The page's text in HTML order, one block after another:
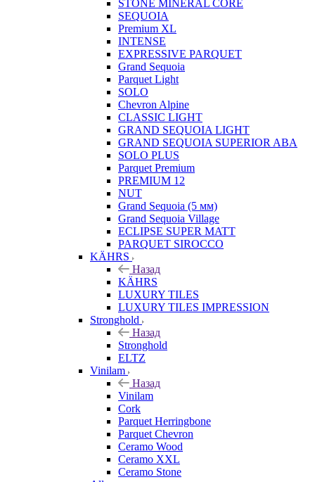
STONE MINERAL CORE
SEQUOIA
Premium XL
INTENSE
EXPRESSIVE PARQUET
Grand Sequoia
Parquet Light
SOLO
Chevron Alpine
CLASSIC LIGHT
GRAND SEQUOIA LIGHT
GRAND SEQUOIA SUPERIOR ABA
SOLO PLUS
Parquet Premium
PREMIUM 12
NUT
Grand Sequoia (5 мм)
Grand Sequoia Village
ECLIPSE SUPER MATT
PARQUET SIROCCO
KÄHRS
Назад
KÄHRS
LUXURY TILES
LUXURY TILES IMPRESSION
Stronghold
Назад
Stronghold
ELTZ
Vinilam
Назад
Vinilam
Cork
Parquet Herringbone
Parquet Chevron
Ceramo Wood
Ceramo XXL
Ceramo Stone